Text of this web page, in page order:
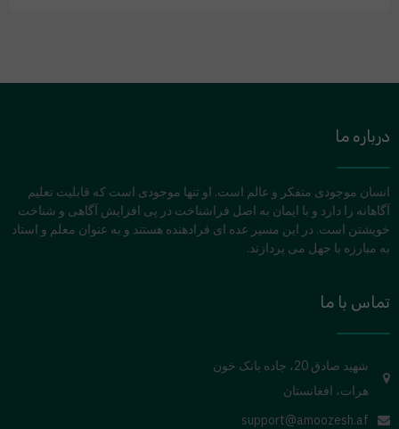
درباره ما
انسان موجودی متفکر و عالم است. او تنها موجودی است که قابلیت تعلیم
آگاهانه را دارد و با ایمان به اصل فراشناخت در پی افزایش آگاهی و شناخت
خویشتن است. در این مسیر عده ای فرادهنده هستند و به عنوان معلم و استاد
به مبارزه با جهل می پردازند.
تماس با ما
شهید صادق 20، جاده بانک خون
هرات، افغانستان
support@amoozesh.af